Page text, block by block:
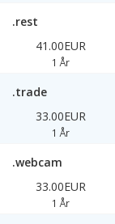
.rest
41.00EUR
1 År
.trade
33.00EUR
1 År
.webcam
33.00EUR
1 År